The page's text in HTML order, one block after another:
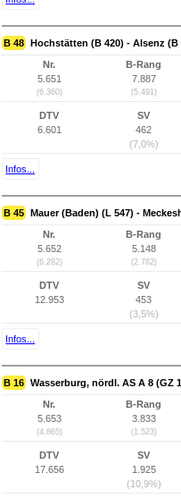
B 48 Hochstätten (B 420) - Alsenz (B
Nr.
5.651
(6.360)
B-Rang
7.887
(5.491)
DTV
6.601
SV
462
(7,0%)
Infos...
B 45 Mauer (Baden) (L 547) -
Nr.
5.652
(6.282)
B-Rang
5.148
(2.782)
DTV
12.953
SV
453
(3,5%)
Infos...
B 16 Wasserburg, nördl. AS A 8 (GZ
Nr.
5.653
(4.865)
B-Rang
3.833
(1.523)
DTV
17.656
SV
1.925
(10,9%)